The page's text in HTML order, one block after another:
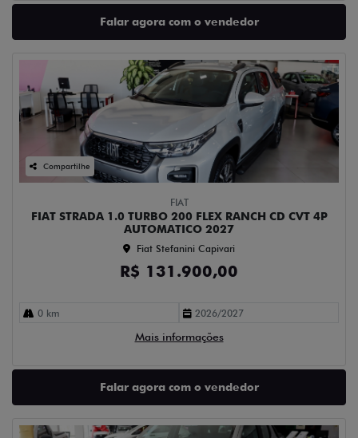
Falar agora com o vendedor
Compartilhe
FIAT
FIAT STRADA 1.0 TURBO 200 FLEX RANCH CD CVT 4P
AUTOMATICO 2027
Fiat Stefanini Capivari
R$ 131.900,00
0 km 2026/2027
Mais informações
Falar agora com o vendedor